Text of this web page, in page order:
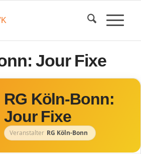
Jour Fixe
RG Köln-Bonn:
Jour Fixe
Veranstalter RG Köln-Bonn